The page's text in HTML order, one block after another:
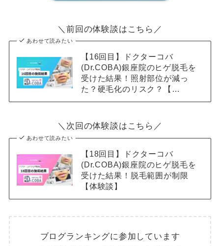
＼前回の体験談はこちら／
あわせて読みたい
【16回目】ドクターコバ
(Dr.COBA)銀座院のヒゲ脱毛を
受けた結果！照射部位が減っ
た？硬毛化のリスク？【…
＼次回の体験談はこちら／
あわせて読みたい
【18回目】ドクターコバ
(Dr.COBA)銀座院のヒゲ脱毛を
受けた結果！脱毛範囲が制限
【体験談】
ブログランキングに参加しています